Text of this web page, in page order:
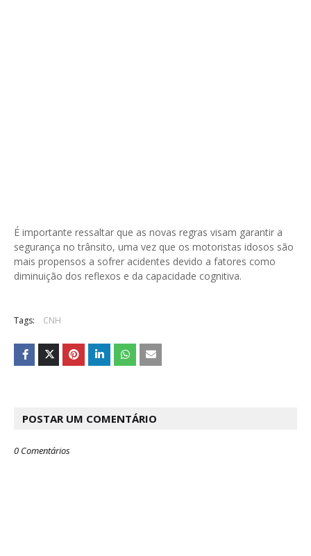
É importante ressaltar que as novas regras visam garantir a
segurança no trânsito, uma vez que os motoristas idosos são
mais propensos a sofrer acidentes devido a fatores como
diminuição dos reflexos e da capacidade cognitiva.
Tags: CNH
POSTAR UM COMENTÁRIO
0 Comentários